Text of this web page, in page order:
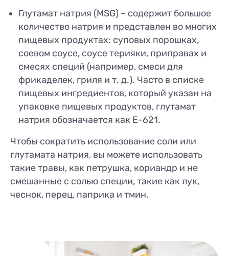
Глутамат натрия (MSG) – содержит большое
количество натрия и представлен во многих
пищевых продуктах: суповых порошках,
соевом соусе, соусе терияки, приправах и
смесях специй (например, смеси для
фрикаделек, гриля и т. д.). Часто в списке
пищевых ингредиентов, который указан на
упаковке пищевых продуктов, глутамат
натрия обозначается как Е-621.
Чтобы сократить использование соли или
глутамата натрия, вы можете использовать
такие травы, как петрушка, кориандр и не
смешанные с солью специи, такие как лук,
чеснок, перец, паприка и тмин.